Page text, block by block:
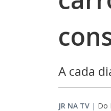
A cada
JR NA TV | Do